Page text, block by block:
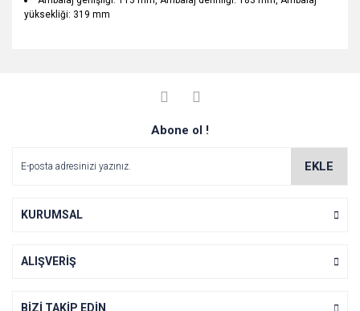
yüksekliği: 319 mm
Yorum Yaz
Soru Sor
Görüş ve önerileriniz için teşekkür ederiz.
Ürün açıklamasında eksik bilgiler bulunuyor.
Ürün fiyatı diğer sitelerden daha pahalı.
Abone ol !
EKLE
KURUMSAL
ALIŞVERİŞ
BİZİ TAKİP EDİN